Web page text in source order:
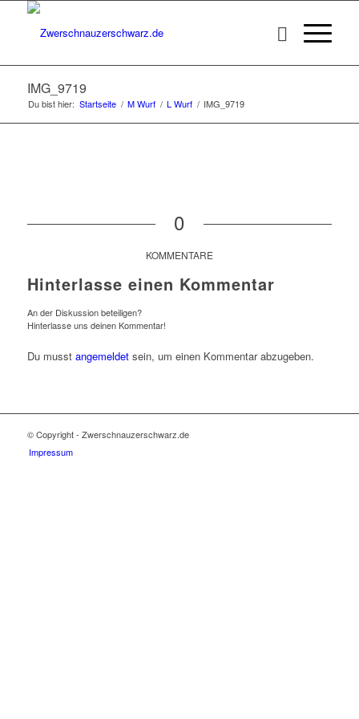
IMG_9719
Du bist hier: Startseite / M Wurf / L Wurf / IMG_9719
0
KOMMENTARE
Hinterlasse einen Kommentar
An der Diskussion beteiligen?
Hinterlasse uns deinen Kommentar!
Du musst angemeldetsein, um einen Kommentar abzugeben.
© Copyright - Zwerschnauzerschwarz.de
Impressum